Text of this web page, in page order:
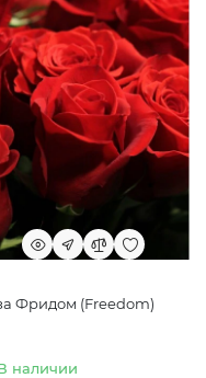
Фридом (Freedom)
наличии